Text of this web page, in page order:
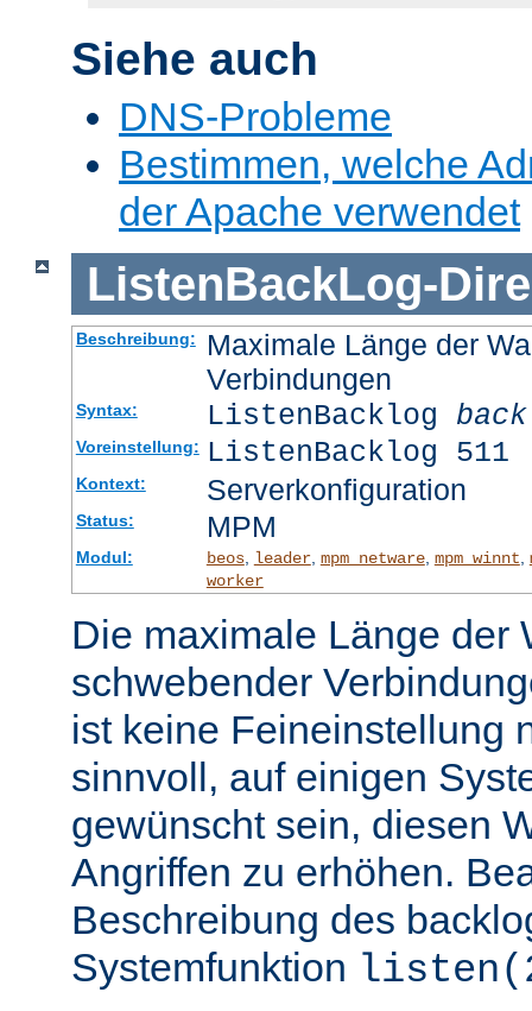
Siehe auch
DNS-Probleme
Bestimmen, welche
der Apache verwendet
ListenBackLog-
Beschreibung:
Maximale Länge der
Verbindungen
Syntax: ListenBacklog
Voreinstellung: ListenBacklog 511
Kontext: Serverkonfiguration
Status: MPM
Modul: beos, leader, mpm_netware, mpm_winnt,
worker
Die maximale Länge der
schwebender
ist keine Feineinstellung
sinnvoll, auf einigen
gewünscht sein, diesen
Angriffen zu erhöhen.
Beschreibung des
Systemfunktion